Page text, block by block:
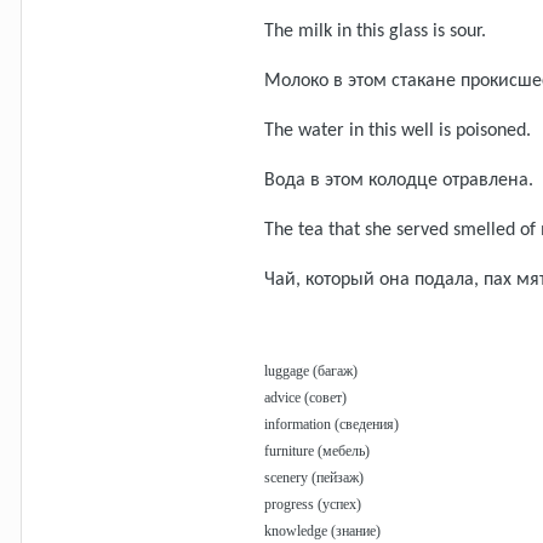
The milk in this glass is sour.
Молоко в этом стакане
The water in this well is poisoned.
Вода в этом колодце отравлена.
The tea that she served smelled of
Чай, который она подала, пах
luggage (багаж)
advice (совет)
information (сведения)
furniture (мебель)
scenery (пейзаж)
progress (успех)
knowledge (знание)